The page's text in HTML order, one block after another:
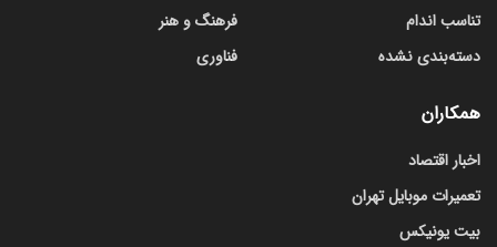
تناسب اندام
دسته‌بندی نشده
فرهنگ و هنر
فناوری
همکاران
اخبار اقتصاد
تعمیرات موبایل تهران
بیت یونیکس